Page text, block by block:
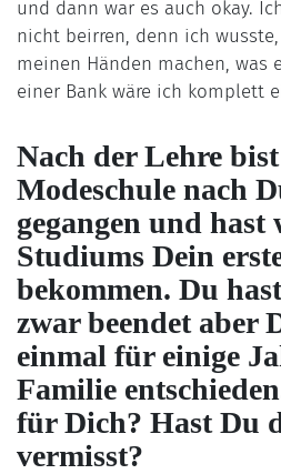
und dann war es auch okay.
nicht beirren, denn ich
meinen Händen machen, was
einer Bank wäre ich komplett
Nach der Lehre
Modeschule nach
gegangen und hast
Studiums Dein
bekommen. Du
zwar beendet aber
einmal für einige
Familie
für Dich? Hast Du
vermisst?